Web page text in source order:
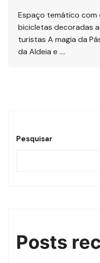
Espaço temático com
bicicletas decoradas
turistas A magia da
da Aldeia e ….
Pesquisar
Posts